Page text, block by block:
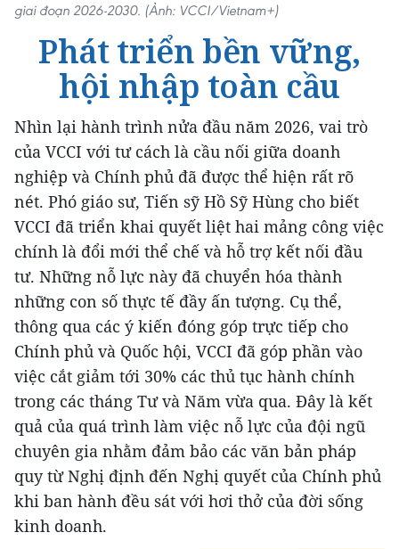
giai đoạn 2026-2030. (Ảnh: VCCI/Vietnam+)
Phát triển bền vững,
hội nhập toàn cầu
Nhìn lại hành trình nửa đầu năm 2026, vai trò
của VCCI với tư cách là cầu nối giữa doanh
nghiệp và Chính phủ đã được thể hiện rất rõ
nét. Phó giáo sư, Tiến sỹ Hồ Sỹ Hùng cho biết
VCCI đã triển khai quyết liệt hai mảng công việc
chính là đổi mới thể chế và hỗ trợ kết nối đầu
tư. Những nỗ lực này đã chuyển hóa thành
những con số thực tế đầy ấn tượng. Cụ thể,
thông qua các ý kiến đóng góp trực tiếp cho
Chính phủ và Quốc hội, VCCI đã góp phần vào
việc cắt giảm tới 30% các thủ tục hành chính
trong các tháng Tư và Năm vừa qua. Đây là kết
quả của quá trình làm việc nỗ lực của đội ngũ
chuyên gia nhằm đảm bảo các văn bản pháp
quy từ Nghị định đến Nghị quyết của Chính phủ
khi ban hành đều sát với hơi thở của đời sống
kinh doanh.